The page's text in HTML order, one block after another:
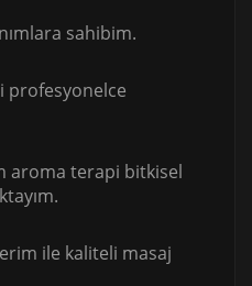
sahibim.
profesyonelce
aroma terapi bitkisel
ile kaliteli masaj